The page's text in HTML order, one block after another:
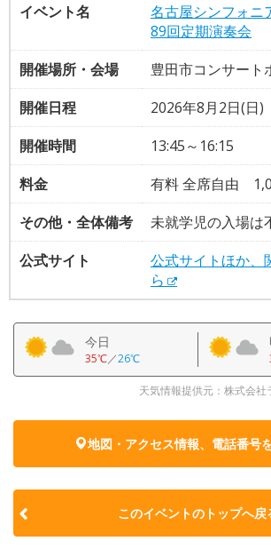
イベント名
名古屋シンフォ
89回定期演奏会
開催場所・会場
豊田市コンサート
開催日程
2026年8月2日(日)
開催時間
13:45～16:15
料金
有料 全席自由
その他・全体備考
未就学児の入場は
公式サイト
公式サイトほか、
ら
今日
35℃／26℃
天気情報提供元：株式会
地図・アクセス情報、電話番号
このイベントのトップへ戻